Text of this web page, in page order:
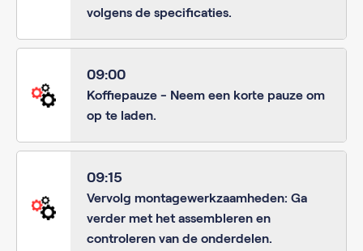
volgens de specificaties.
09:00
Koffiepauze - Neem een korte pauze om
op te laden.
09:15
Vervolg montagewerkzaamheden: Ga
verder met het assembleren en
controleren van de onderdelen.